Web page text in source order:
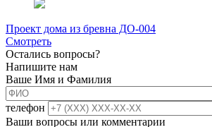
Проект дома из бревна ДО-004
Смотреть
Остались вопросы?
Напишите нам
Ваше Имя и Фамилия
телефон
Ваши вопросы или комментарии